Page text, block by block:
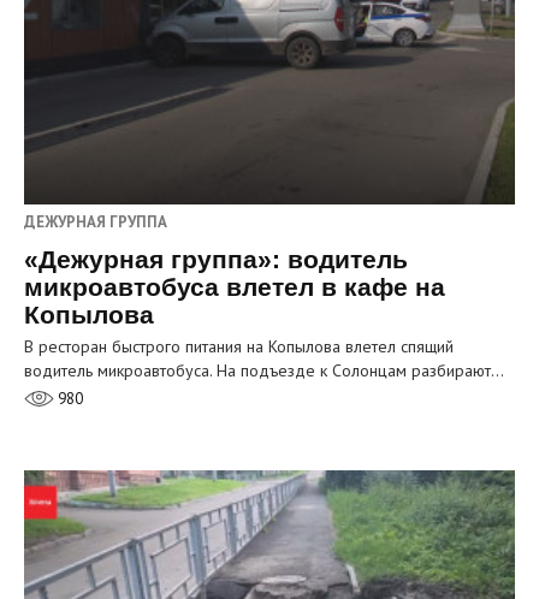
ДЕЖУРНАЯ ГРУППА
«Дежурная группа»: водитель
микроавтобуса влетел в кафе на
Копылова
В ресторан быстрого питания на Копылова влетел спящий
водитель микроавтобуса. На подъезде к Солонцам разбирают…
980